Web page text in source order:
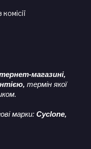
магазині,
термін якої
марки: Cyclone,